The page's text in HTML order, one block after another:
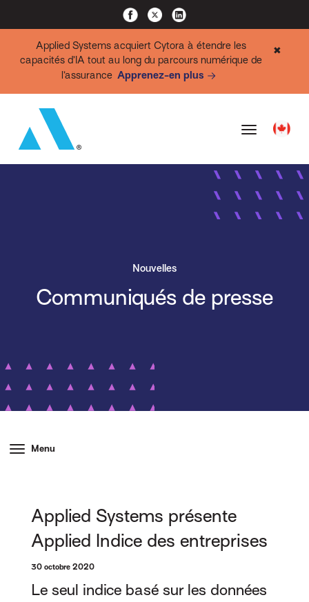
Applied Systems acquiert Cytora à étendre les
capacités d’IA tout au long du parcours numérique de
l’assurance Apprenez-en plus
✖
Nouvelles
Communiqués de presse
Menu
Applied Systems présente
Applied Indice des entreprises
30 octobre 2020
Le seul indice basé sur les données